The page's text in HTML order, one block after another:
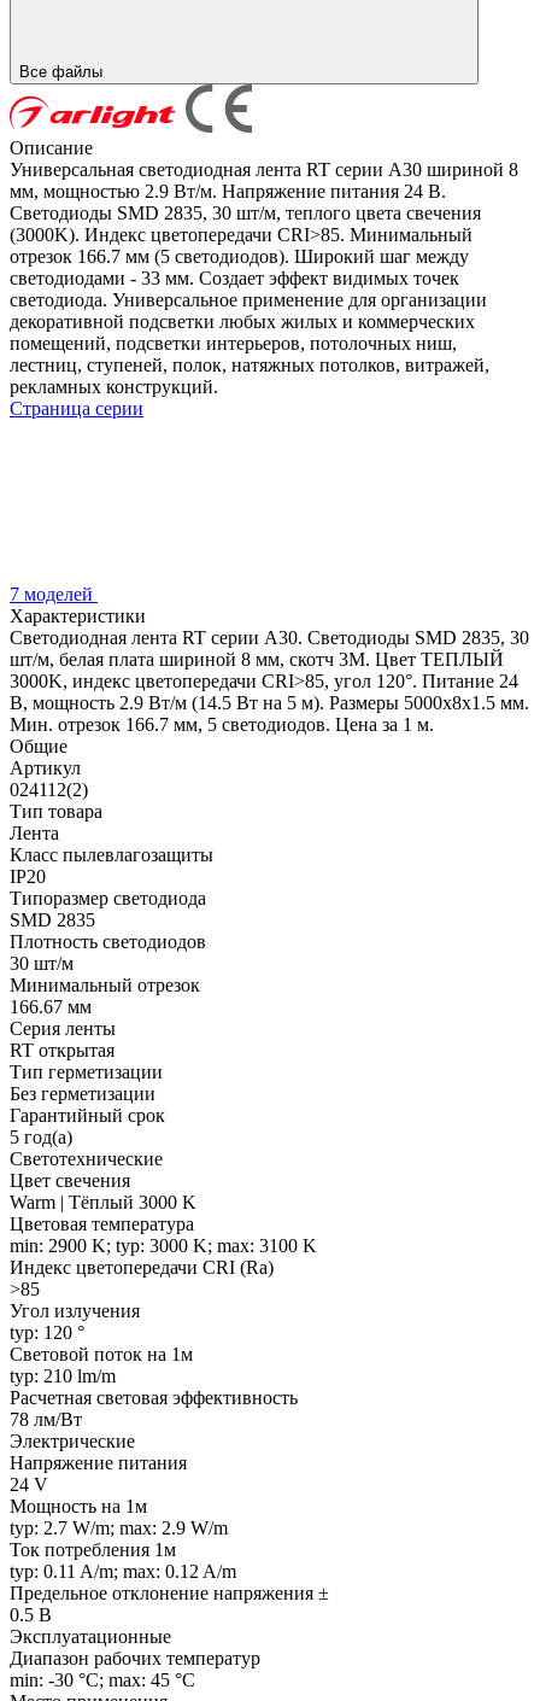
Все файлы
Описание
Универсальная светодиодная лента RT серии A30 шириной 8
мм, мощностью 2.9 Вт/м. Напряжение питания 24 В.
Светодиоды SMD 2835, 30 шт/м, теплого цвета свечения
(3000K). Индекс цветопередачи CRI>85. Минимальный
отрезок 166.7 мм (5 светодиодов). Широкий шаг между
светодиодами - 33 мм. Создает эффект видимых точек
светодиода. Универсальное применение для организации
декоративной подсветки любых жилых и коммерческих
помещений, подсветки интерьеров, потолочных ниш,
лестниц, ступеней, полок, натяжных потолков, витражей,
рекламных конструкций.
Страница серии
7 моделей
Характеристики
Светодиодная лента RT серии A30. Светодиоды SMD 2835, 30
шт/м, белая плата шириной 8 мм, скотч 3M. Цвет ТЕПЛЫЙ
3000K, индекс цветопередачи CRI>85, угол 120°. Питание 24
В, мощность 2.9 Вт/м (14.5 Вт на 5 м). Размеры 5000x8x1.5 мм.
Мин. отрезок 166.7 мм, 5 светодиодов. Цена за 1 м.
Общие
Артикул
024112(2)
Тип товара
Лента
Класс пылевлагозащиты
IP20
Типоразмер светодиода
SMD 2835
Плотность светодиодов
30 шт/м
Минимальный отрезок
166.67 мм
Серия ленты
RT открытая
Тип герметизации
Без герметизации
Гарантийный срок
5 год(а)
Светотехнические
Цвет свечения
Warm | Тёплый 3000 K
Цветовая температура
min: 2900 K; typ: 3000 K; max: 3100 K
Индекс цветопередачи CRI (Ra)
>85
Угол излучения
typ: 120 °
Световой поток на 1м
typ: 210 lm/m
Расчетная световая эффективность
78 лм/Вт
Электрические
Напряжение питания
24 V
Мощность на 1м
typ: 2.7 W/m; max: 2.9 W/m
Ток потребления 1м
typ: 0.11 A/m; max: 0.12 A/m
Предельное отклонение напряжения ±
0.5 В
Эксплуатационные
Диапазон рабочих температур
min: -30 °C; max: 45 °C